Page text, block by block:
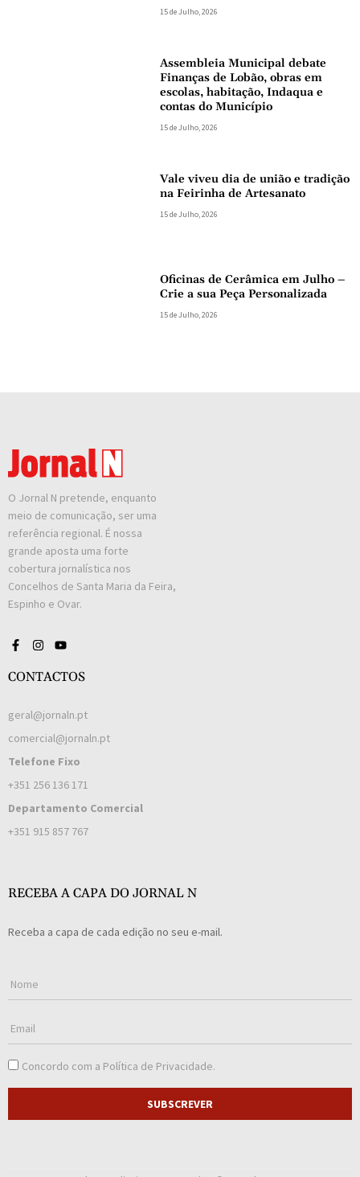
15 de Julho, 2026
Assembleia Municipal debate
Finanças de Lobão, obras em
escolas, habitação, Indaqua e
contas do Município
15 de Julho, 2026
Vale viveu dia de união e tradição
na Feirinha de Artesanato
15 de Julho, 2026
Oficinas de Cerâmica em Julho –
Crie a sua Peça Personalizada
15 de Julho, 2026
O Jornal N pretende, enquanto
meio de comunicação, ser uma
referência regional. É nossa
grande aposta uma forte
cobertura jornalística nos
Concelhos de Santa Maria da Feira,
Espinho e Ovar.
CONTACTOS
geral@jornaln.pt
comercial@jornaln.pt
Telefone Fixo
+351 256 136 171
Departamento Comercial
+351 915 857 767
RECEBA A CAPA DO JORNAL N
Receba a capa de cada edição no seu e-mail.
Concordo com a Política de Privacidade.
SUBSCREVER